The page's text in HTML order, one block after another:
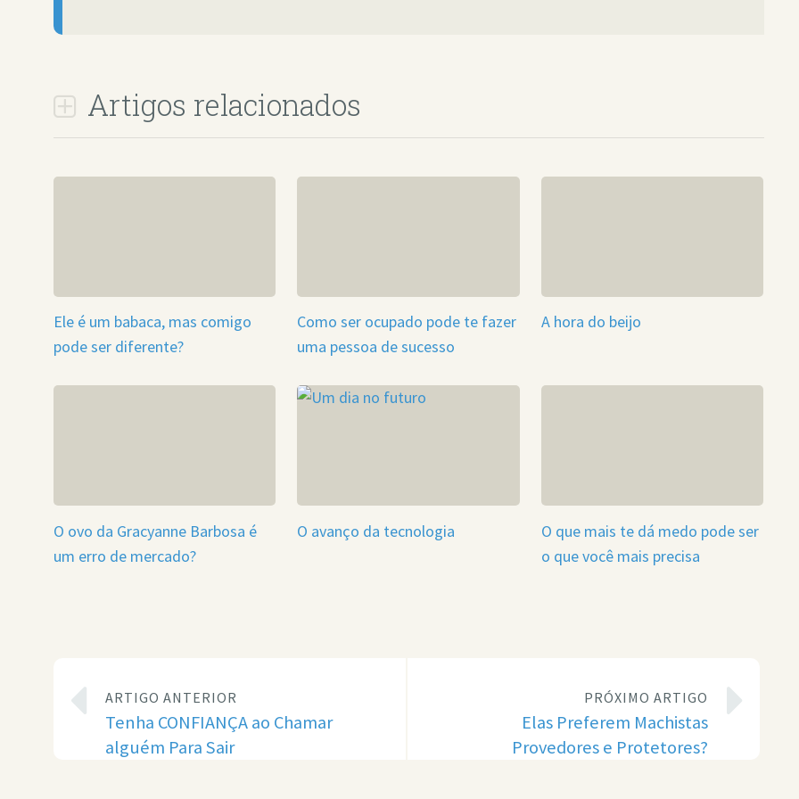
Artigos relacionados
Ele é um babaca, mas comigo
pode ser diferente?
Como ser ocupado pode te fazer
uma pessoa de sucesso
A hora do beijo
O ovo da Gracyanne Barbosa é
um erro de mercado?
O avanço da tecnologia
O que mais te dá medo pode ser
o que você mais precisa
ARTIGO ANTERIOR
Tenha CONFIANÇA ao Chamar
alguém Para Sair
PRÓXIMO ARTIGO
Elas Preferem Machistas
Provedores e Protetores?